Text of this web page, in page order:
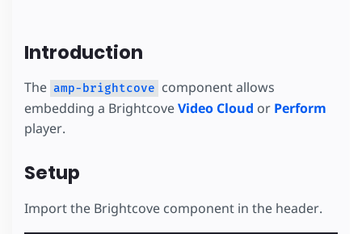
Introduction
The amp-brightcove component allows
embedding a BrightcoveVideo Cloud or Perform
player.
Setup
Import the Brightcove component in the header.